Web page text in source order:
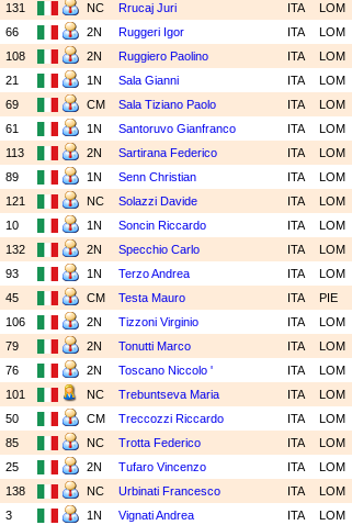
131
NC Rrucaj Juri ITA LOM
66
2N Ruggeri Igor ITA LOM
108
2N Ruggiero Paolino ITA LOM
21
1N Sala Gianni ITA LOM
69
CM Sala Tiziano Paolo ITA LOM
61
1N Santoruvo Gianfranco ITA LOM
113
2N Sartirana Federico ITA LOM
89
1N Senn Christian ITA LOM
121
NC Solazzi Davide ITA LOM
10
1N Soncin Riccardo ITA LOM
132
2N Specchio Carlo ITA LOM
93
1N Terzo Andrea ITA LOM
45
CM Testa Mauro ITA PIE
106
2N Tizzoni Virginio ITA LOM
79
2N Tonutti Marco ITA LOM
76
2N Toscano Niccolo ' ITA LOM
101
NC Trebuntseva Maria ITA LOM
50
CM Treccozzi Riccardo ITA LOM
85
NC Trotta Federico ITA LOM
25
2N Tufaro Vincenzo ITA LOM
138
NC Urbinati Francesco ITA LOM
3
1N Vignati Andrea ITA LOM